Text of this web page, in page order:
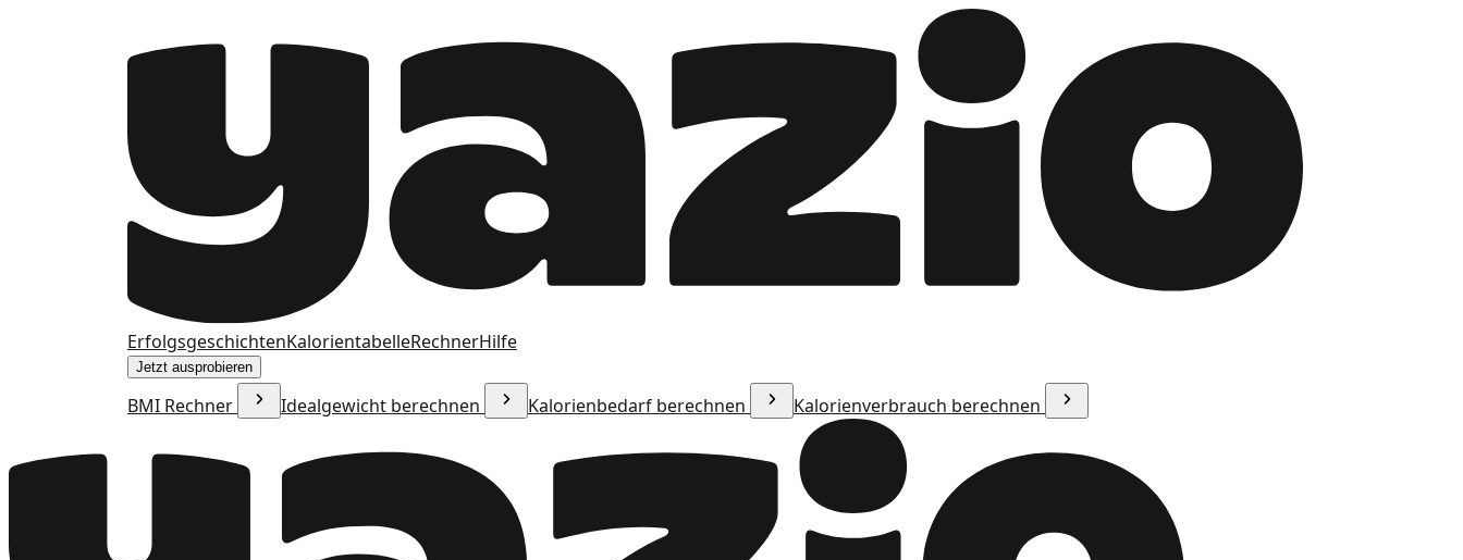
ErfolgsgeschichtenKalorientabelleRechnerHilfe
Jetzt ausprobieren
BMI Rechner Idealgewicht berechnen Kalorienbedarf berechnen Kalorienverbrauch berechnen